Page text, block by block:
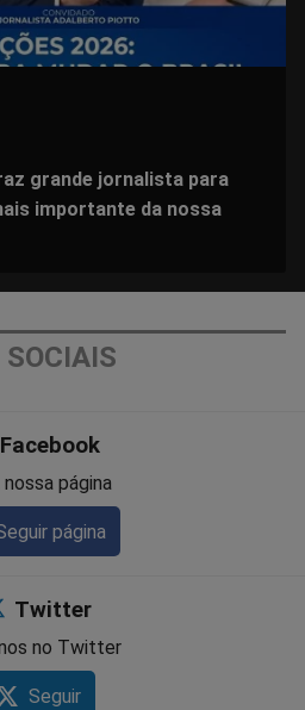
grande jornalista para
importante da nossa
SOCIAIS
Facebook
nossa página
página
Twitter
no Twitter
Seguir